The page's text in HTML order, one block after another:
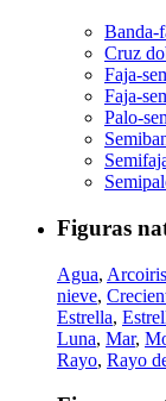
Banda-
Cruz
Faja-
Faja-
Palo-
Figuras
Agua, Arcoiris
nieve,
Estrella,
Luna, Mar,
Rayo, Rayo